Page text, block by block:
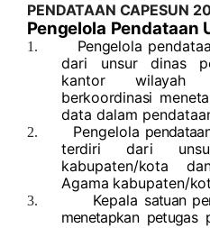
PENDATAAN CAPESUN
Pengelola Pendataan
1. Pengelola pendataa
dari unsur dinas p
kantor wilayah
berkoordinasi menet
data dalam pendataa
2. Pengelola
terdiri dari unsu
kabupaten/kota da
Agama kabupaten/kot
3. Kepala satuan
menetapkan petugas